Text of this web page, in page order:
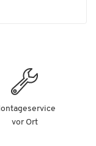
vor Ort